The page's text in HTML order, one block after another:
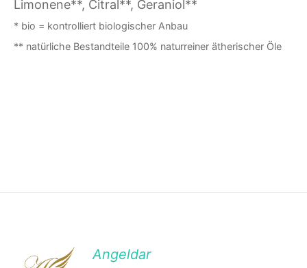
Limonene**, Citral**, Geraniol**
* bio = kontrolliert biologischer Anbau
** natürliche Bestandteile 100% naturreiner ätherischer Öle
Angeldar